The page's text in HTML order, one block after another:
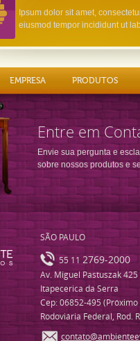
Ipsum dolor sit amet,
eiusmod tempor incididunt ut
EMPRESA PRODUTOS
Entre em
Envie sua pergunta e
sobre nossos produtos e
SÃO PAULO
55 11 2769-2000
Av. Miguel Pastuszak
Itapecerica da Serra
Cep: 06852-495 (Próximo
Rodoviária Federal, Rod.